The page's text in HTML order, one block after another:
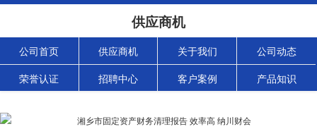
供应商机
公司首页 供应商机 关于我们 公司动态
荣誉认证 招聘中心 客户案例 产品知识